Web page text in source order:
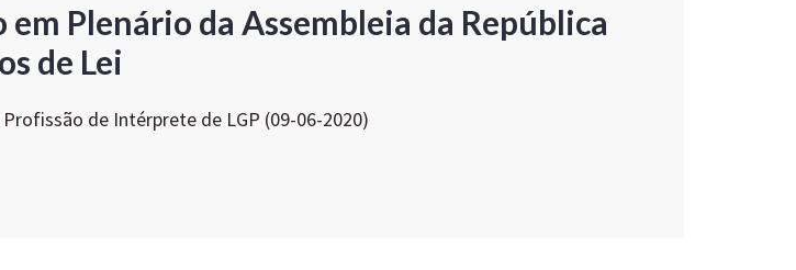
em Plenário da Assembleia da República
de Lei
de Intérprete de LGP (09-06-2020)